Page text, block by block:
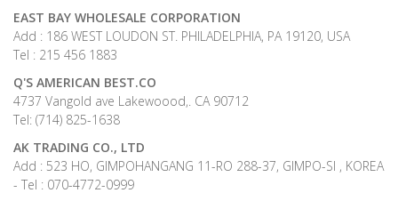
EAST BAY WHOLESALE CORPORATION
Add : 186 WEST LOUDON ST. PHILADELPHIA, PA 19120, USA
Tel : 215 456 1883
Q'S AMERICAN BEST.CO
4737 Vangold ave Lakewoood,. CA 90712
Tel: (714) 825-1638
AK TRADING CO., LTD
Add : 523 HO, GIMPOHANGANG 11-RO 288-37, GIMPO-SI , KOREA
- Tel : 070-4772-0999